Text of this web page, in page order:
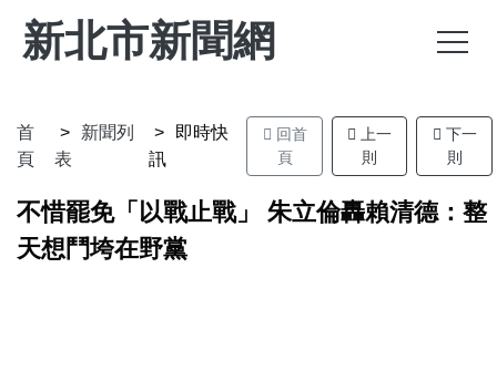
新北市新聞網
首
頁
新聞列
表
即時快
訊
回首
頁
上一
則
下一
則
不惜罷免「以戰止戰」 朱立倫轟賴清德：整
天想鬥垮在野黨